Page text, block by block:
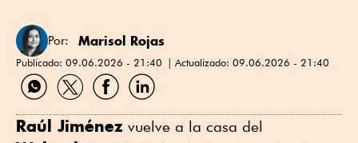
Por: Marisol Rojas
Publicado: 09.06.2026 - 21:40 Actualizado: 09.06.2026 - 21:40
Compartir
por
Compartir
por
Compartir
por
Compartir
por
Raúl Jiménez vuelve a la casa del